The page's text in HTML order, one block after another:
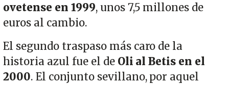
ovetense en 1999, unos 7,5 millones de
euros al cambio.
El segundo traspaso más caro de la
historia azul fue el de Oli al Betis en el
2000. El conjunto sevillano, por aquel